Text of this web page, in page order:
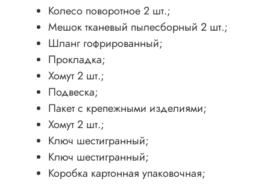
Колесо поворотное 2 шт.;
Мешок тканевый пылесборный 2 шт.;
Шланг гофрированный;
Прокладка;
Хомут 2 шт.;
Подвеска;
Пакет с крепежными изделиями;
Хомут 2 шт.;
Ключ шестигранный;
Ключ шестигранный;
Коробка картонная упаковочная;